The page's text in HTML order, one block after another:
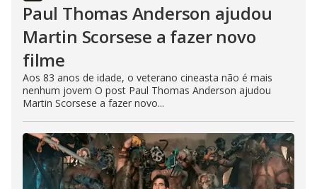
Paul Thomas Anderson ajudou
Martin Scorsese a fazer novo
filme
Aos 83 anos de idade, o veterano cineasta não é mais
nenhum jovem O post Paul Thomas Anderson ajudou
Martin Scorsese a fazer novo...